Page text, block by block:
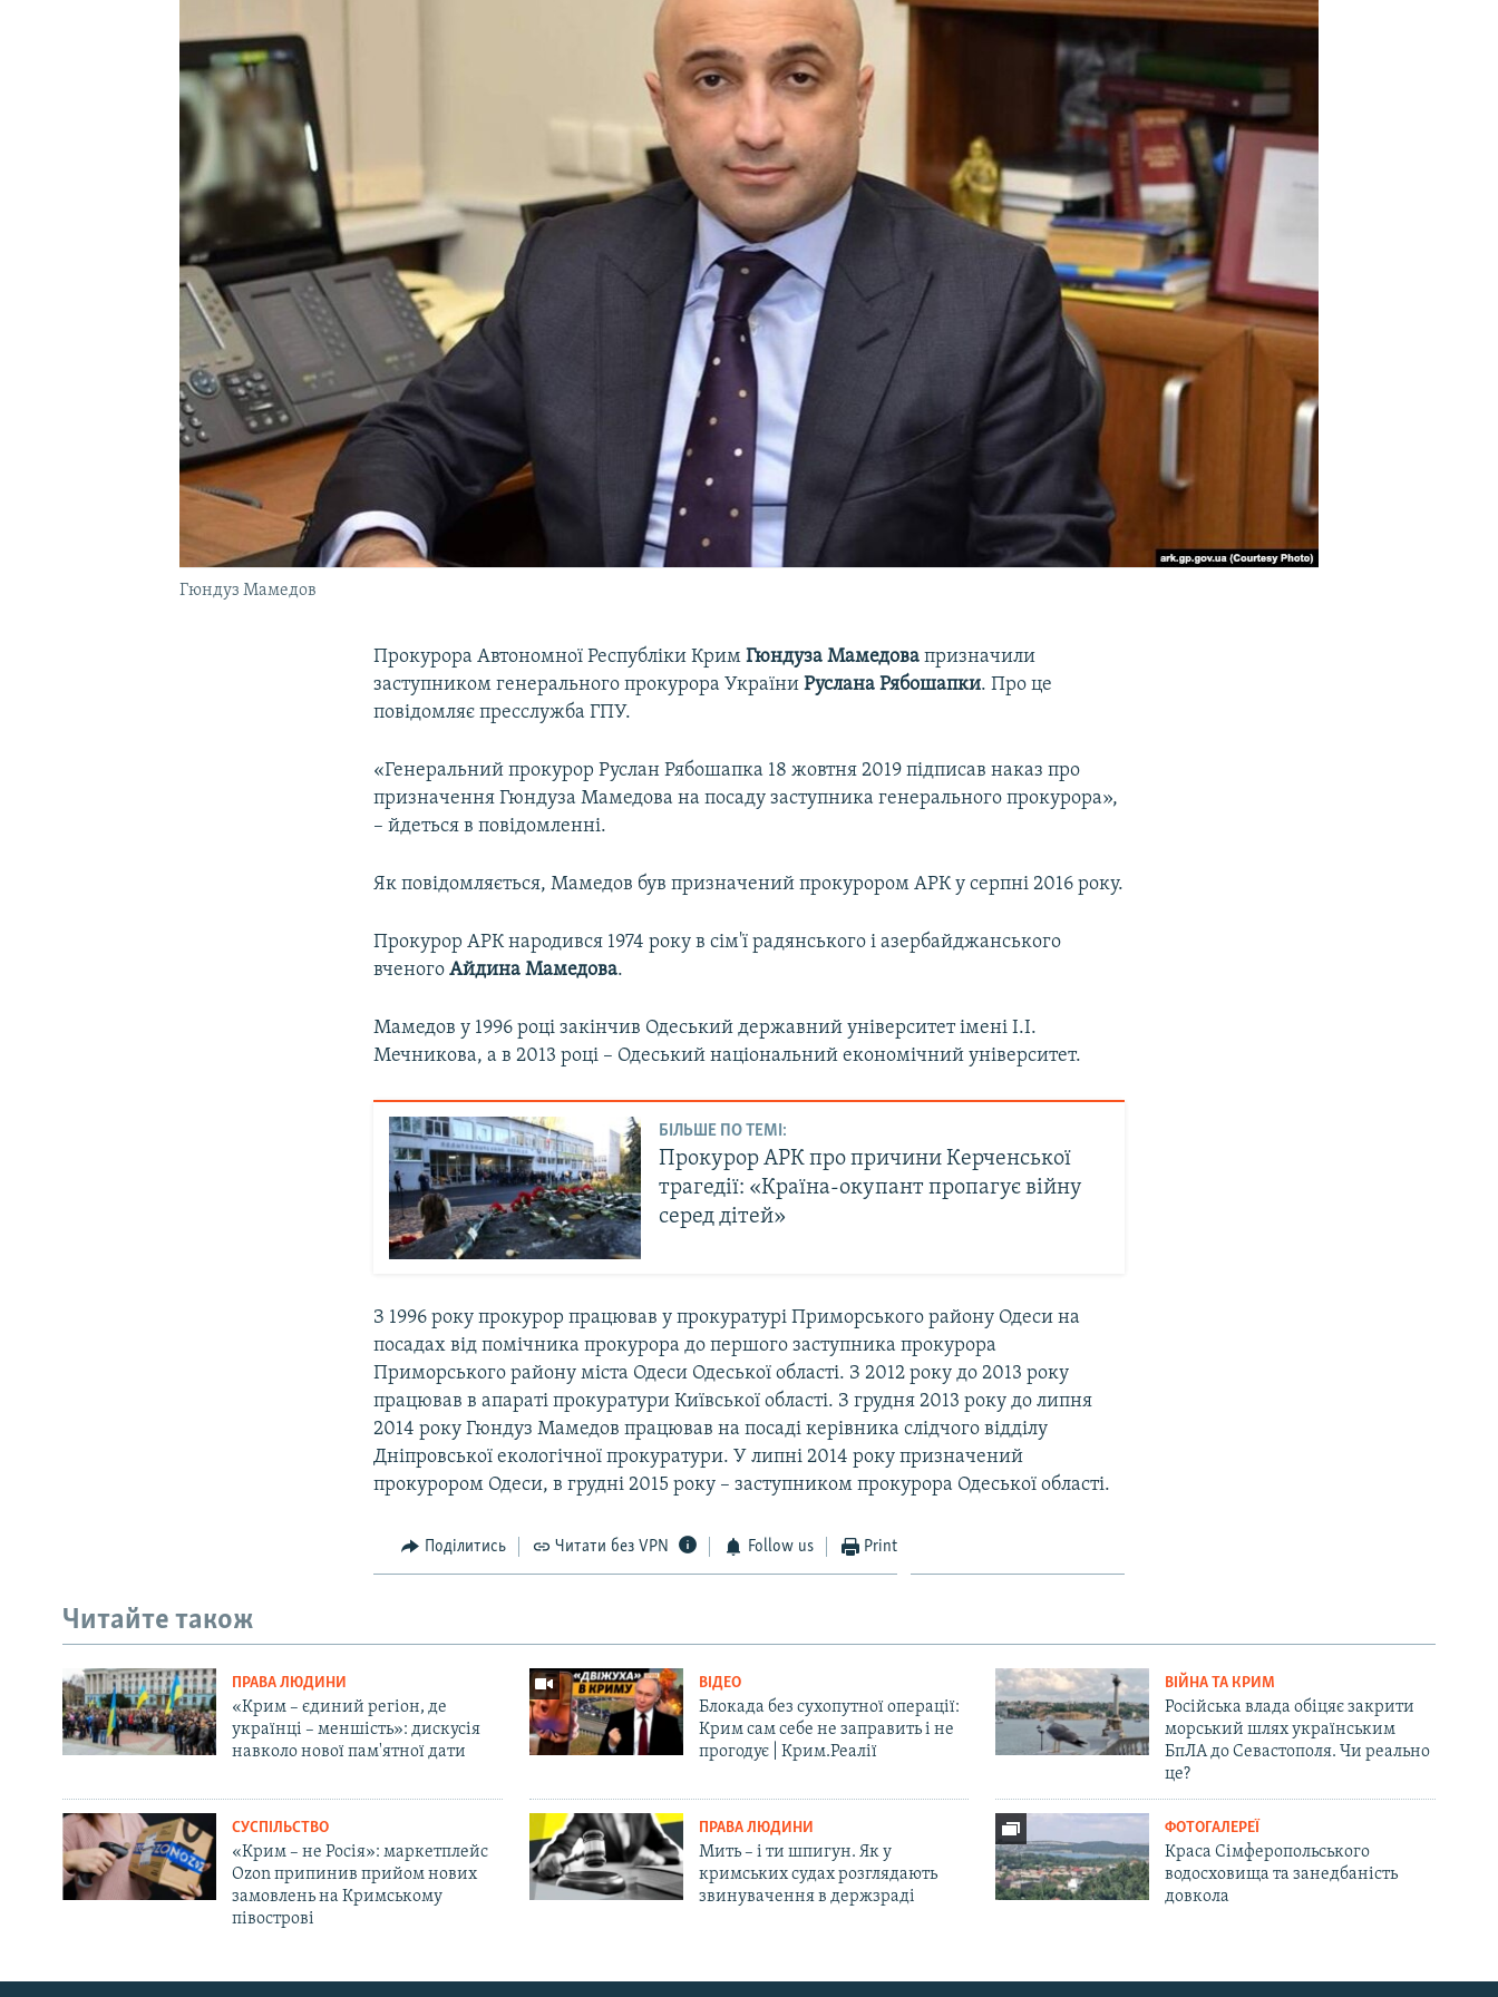
УКРАЇНСЬКА ПРОБЛЕМА КРИМУ
Русский
Гюндуз Мамедов
Прокурора Автономної Республіки КримГюндуза Мамедова призначили
заступником генерального прокурора УкраїниРуслана Рябошапки. Про це
повідомляє пресслужба ГПУ.
«Генеральний прокурор Руслан Рябошапка 18 жовтня 2019 підписав наказ про
призначення Гюндуза Мамедова на посаду заступника генерального прокурора»,
– йдеться в повідомленні.
Як повідомляється, Мамедов був призначений прокурором АРК у серпні 2016 року.
Прокурор АРК народився 1974 року в сім'ї радянського і азербайджанського
вченого Айдина Мамедова.
Мамедов у 1996 році закінчив Одеський державний університет імені І.І.
Мечникова, а в 2013 році – Одеський національний економічний університет.
БІЛЬШЕ ПО ТЕМІ:
Прокурор АРК про причини Керченської
трагедії: «Країна-окупант пропагує війну
серед дітей»
З 1996 року прокурор працював у прокуратурі Приморського району Одеси на
посадах від помічника прокурора до першого заступника прокурора
Приморського району міста Одеси Одеської області. З 2012 року до 2013 року
працював в апараті прокуратури Київської області. З грудня 2013 року до липня
2014 року Гюндуз Мамедов працював на посаді керівника слідчого відділу
Дніпровської екологічної прокуратури. У липні 2014 року призначений
прокурором Одеси, в грудні 2015 року – заступником прокурора Одеської області.
Поділитись Читати без VPN Follow us Print
Читайте також
ПРАВА ЛЮДИНИ
«Крим – єдиний регіон, де
українці – меншість»: дискусія
навколо нової пам'ятної дати
ВІДЕО
Блокада без сухопутної операції:
Крим сам себе не заправить і не
прогодує | Крим.Реалії
ВІЙНА ТА КРИМ
Російська влада обіцяє закрити
морський шлях українським
БпЛА до Севастополя. Чи реально
це?
СУСПІЛЬСТВО
«Крим – не Росія»: маркетплейс
Ozon припинив прийом нових
замовлень на Кримському
півострові
ПРАВА ЛЮДИНИ
Мить – і ти шпигун. Як у
кримських судах розглядають
звинувачення в держзраді
ФОТОГАЛЕРЕЇ
Краса Сімферопольського
водосховища та занедбаність
довкола